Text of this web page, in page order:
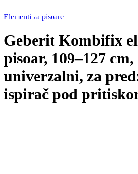
Elementi za pisoare
Geberit Kombifix
pisoar, 109–127 cm,
univerzalni, za
ispirač pod